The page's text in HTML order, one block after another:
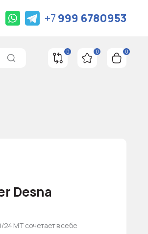
+7 999 6780953
0 0 0
Desna
24 MT сочетает в себе